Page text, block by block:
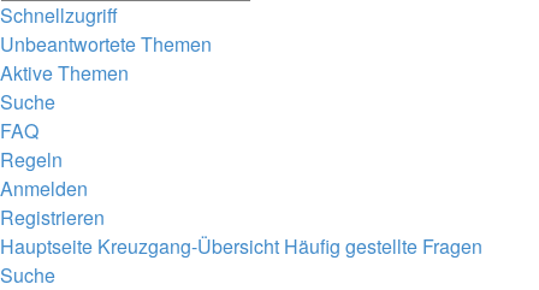
Schnellzugriff
Unbeantwortete Themen
Aktive Themen
Suche
FAQ
Regeln
Anmelden
Registrieren
Hauptseite Kreuzgang-Übersicht Häufig gestellte Fragen
Suche